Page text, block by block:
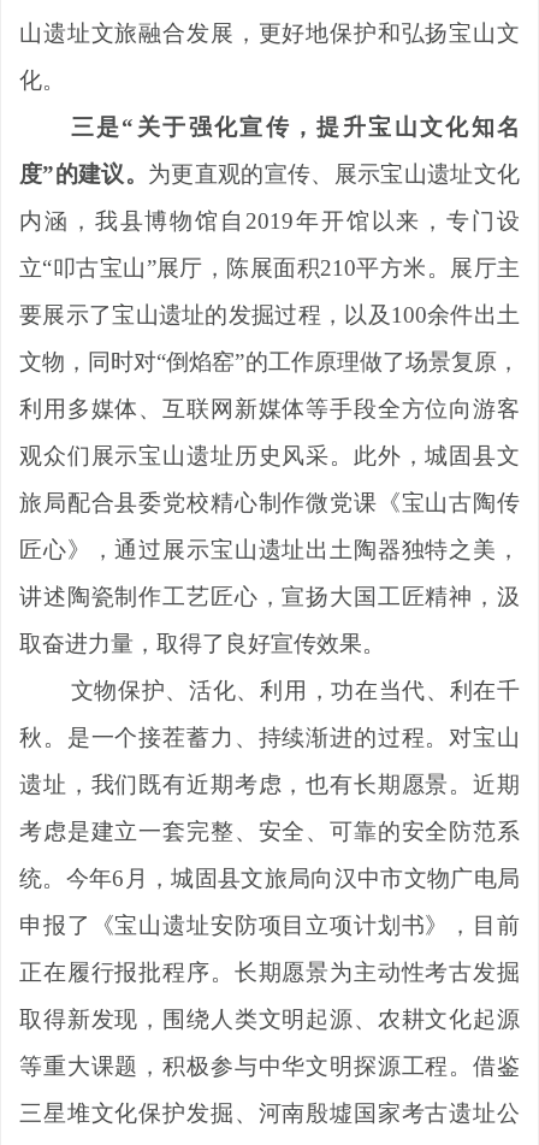
山遗址文旅融合发展，更好地保护和弘扬宝山文
化。
三是“ 关于强化宣传，提升宝山文化知名
度”的建议。 为更直观的宣传、展示宝山遗址文化
内涵，我县博物馆自 2019年开馆以来，专门设
立“叩古宝山”展厅，陈展面积210平方米。展厅主
要展示了宝山遗址的发掘过程，以及100余件出土
文物，同时对“倒焰窑”的工作原理做了场景复原，
利用多媒体、互联网新媒体等手段全方位向游客
观众们展示宝山遗址历史风采。此外，城固县文
旅局配合县委党校精心制作微党课《宝山古陶传
匠心》，通过展示宝山遗址出土陶器独特之美，
讲述陶瓷制作工艺匠心，宣扬大国工匠精神，汲
取奋进力量，取得了良好宣传效果。
文物保护、活化、利用，功在当代、利在千
秋。是一个接茬蓄力、持续渐进的过程。对宝山
遗址，我们既有近期考虑，也有长期愿景。近期
考虑是建立一套完整、安全、可靠的安全防范系
统。今年6 月，城固县文旅局向汉中市文物广电局
申报了《宝山遗址安防项目立项计划书》，目前
正在履行报批程序。长期愿景为主动性考古发掘
取得新发现，围绕人类文明起源、农耕文化起源
等重大课题，积极参与中华文明探源工程。借鉴
三星堆文化保护发掘、河南殷墟国家考古遗址公